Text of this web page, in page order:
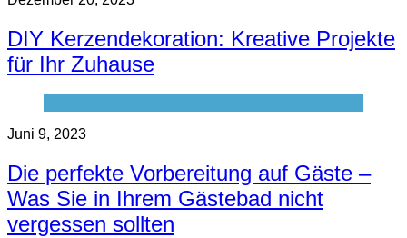
DIY Kerzendekoration: Kreative Projekte
für Ihr Zuhause
Juni 9, 2023
Die perfekte Vorbereitung auf Gäste –
Was Sie in Ihrem Gästebad nicht
vergessen sollten